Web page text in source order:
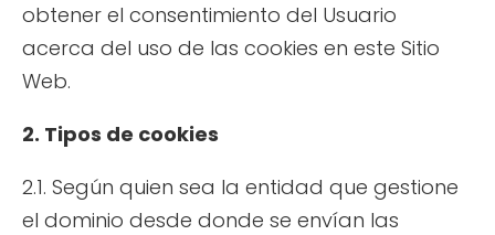
obtener el consentimiento del Usuario
acerca del uso de las cookies en este Sitio
Web.
2. Tipos de cookies
2.1. Según quien sea la entidad que gestione
el dominio desde donde se envían las